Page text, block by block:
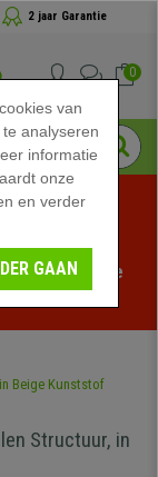
2 jaar Garantie
0
tijd - Bekijk de
Structuur, in
van
analyseren
informatie
onze
en verder
GAAN